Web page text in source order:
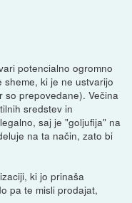
potencialno ogromno
ki je ne ustvarijo
so prepovedane). Večina
sredstev in
saj je "goljufija" na
na ta način, zato bi
ki jo prinaša
pa te misli prodajat,